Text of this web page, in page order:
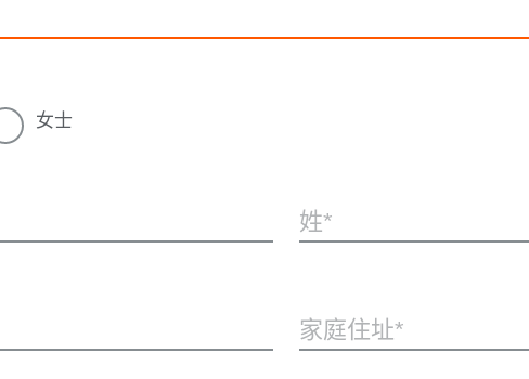
女士
姓
家庭住址